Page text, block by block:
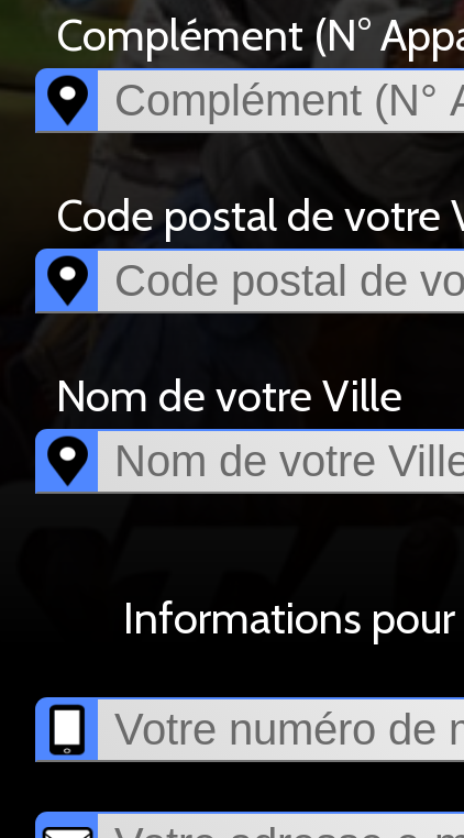
Complément (N°
Code postal de votre
Nom de votre Ville
Informations